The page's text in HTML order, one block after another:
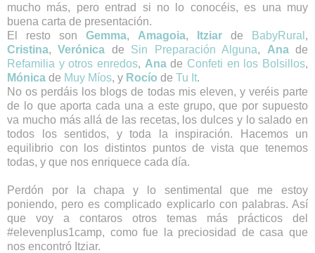
mucho más, pero entrad si no lo conocéis, es una muy
buena carta de presentación.
El resto son Gemma, Amagoia, Itziar de BabyRural ,
Cristina,Verónica de Sin Preparación Alguna, Anade
Refamilia y otros enredos, Anade Confeti en los Bolsillos,
Mónica de Muy Míos, y Rocío de Tu It.
No os perdáis los blogs de todas mis eleven, y veréis parte
de lo que aporta cada una a este grupo, que por supuesto
va mucho más allá de las recetas, los dulces y lo salado en
todos los sentidos, y toda la inspiración. Hacemos un
equilibrio con los distintos puntos de vista que tenemos
todas, y que nos enriquece cada día.
Perdón por la chapa y lo sentimental que me estoy
poniendo, pero es complicado explicarlo con palabras. Así
que voy a contaros otros temas más prácticos del
#elevenplus1camp, como fue la preciosidad de casa que
nos encontró Itziar.